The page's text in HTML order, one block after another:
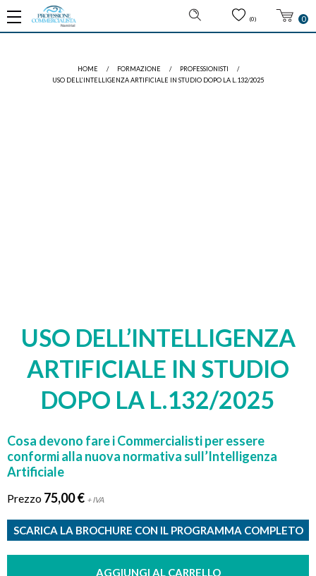
(0) 0
HOME / FORMAZIONE / PROFESSIONISTI
/
USO DELL’INTELLIGENZA ARTIFICIALE IN STUDIO DOPO LA L.132/2025
USO DELL’INTELLIGENZA
ARTIFICIALE IN STUDIO
DOPO LA L.132/2025
Cosa devono fare i Commercialisti per essere
conformi alla nuova normativa sull’Intelligenza
Artificiale
Prezzo 75,00 € + IVA
SCARICA LA BROCHURE CON IL PROGRAMMA COMPLETO
AGGIUNGI AL CARRELLO